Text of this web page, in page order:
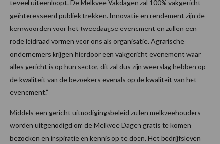
teveel uiteenloopt. De Melkvee Vakdagen zal 100% vakgericht
geïnteresseerd publiek trekken. Innovatie en rendement zijn de
kernwoorden voor het tweedaagse evenement en zullen een
rode leidraad vormen voor ons als organisatie. Agrarische
ondernemers krijgen hierdoor een vakgericht evenement waar
alles gericht is op hun sector, dit zal dus zijn weerslag hebben op
de kwaliteit van de bezoekers evenals op de kwaliteit van het
evenement.”
Middels een gericht uitnodigingsbeleid zullen melkveehouders
worden uitgenodigd om de Melkvee Dagen gratis te komen
bezoeken en inspiratie en kennis op te doen. Het bedrijfsleven